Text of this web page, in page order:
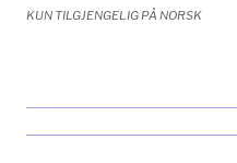
KUN TILGJENGELIG PÅ NORSK